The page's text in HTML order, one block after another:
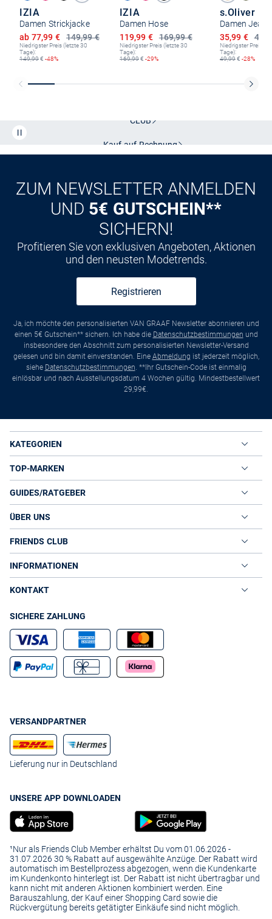
IZIA
Damen Strickjacke
149,99 €
Ermäßigter Preis
ab 77,99 €
Niedrigster Preis (letzte 30
Tage):
149,99€ -48%
IZIA
Damen Hose
169,99 €
Ermäßigter Preis
119,99 €
Niedrigster Preis (letzte 30
Tage):
169,99€ -29%
s.Oliver
Damen
Ermäßigter
35,99 €
Niedrigster Preis
Tage):
49,99€ -28%
CLUB
Kauf auf Rechnung
ZUM NEWSLETTER ANMELDEN
UND 5€ GUTSCHEIN**
SICHERN!
Profitieren Sie von exklusiven Angeboten, Aktionen
und den neusten Modetrends.
Registrieren
Ja, ich möchte den personalisierten VAN GRAAF Newsletter abonnieren und
einen 5€ Gutschein** sichern. Ich habe die Datenschutzbestimmungen und
insbesondere den Abschnitt zum personalisierten Newsletter-Versand
gelesen und bin damit einverstanden. Eine Abmeldung ist jederzeit möglich,
siehe Datenschutzbestimmungen. **Ihr Gutschein-Code ist einmalig
einlösbar und nach Ausstellungsdatum 4 Wochen gültig. Mindestbestellwert
29,99€.
KATEGORIEN
TOP-MARKEN
GUIDES/RATGEBER
ÜBER UNS
FRIENDS CLUB
INFORMATIONEN
KONTAKT
SICHERE ZAHLUNG
VERSANDPARTNER
Lieferung nur in Deutschland
UNSERE APP DOWNLOADEN
¹Nur als Friends Club Member erhältst Du vom 01.06.2026 -
31.07.2026 30 % Rabatt auf ausgewählte Anzüge. Der Rabatt wird
automatisch im Bestellprozess abgezogen, wenn die Kundenkarte
im Kundenkonto hinterlegt ist. Der Rabatt ist nicht übertragbar und
kann nicht mit anderen Aktionen kombiniert werden. Eine
Barauszahlung, der Kauf einer Shopping Card sowie die
Rückvergütung bereits getätigter Einkäufe sind nicht möglich.